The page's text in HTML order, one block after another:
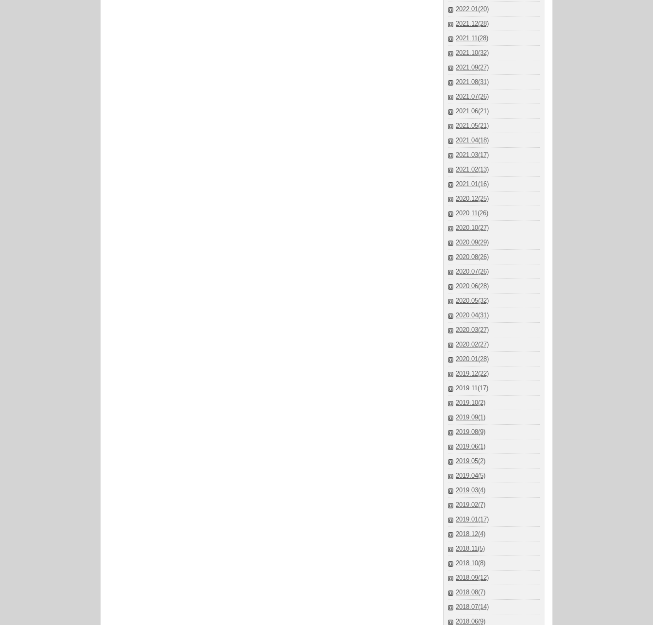
2022.01(20)
2021.12(28)
2021.11(28)
2021.10(32)
2021.09(27)
2021.08(31)
2021.07(26)
2021.06(21)
2021.05(21)
2021.04(18)
2021.03(17)
2021.02(13)
2021.01(16)
2020.12(25)
2020.11(26)
2020.10(27)
2020.09(29)
2020.08(26)
2020.07(26)
2020.06(28)
2020.05(32)
2020.04(31)
2020.03(27)
2020.02(27)
2020.01(28)
2019.12(22)
2019.11(17)
2019.10(2)
2019.09(1)
2019.08(9)
2019.06(1)
2019.05(2)
2019.04(5)
2019.03(4)
2019.02(7)
2019.01(17)
2018.12(4)
2018.11(5)
2018.10(8)
2018.09(12)
2018.08(7)
2018.07(14)
2018.06(9)